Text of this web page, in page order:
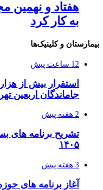
هفتاد و نهمین
به کار کرد
بیمارستان و کلینیک‌ها
12 ساعت پیش
استقرار بیش از
جاماندگان اربعین
2 هفته پیش
تشریح برنامه های
۱۴۰۵
3 هفته پیش
آغاز برنامه های